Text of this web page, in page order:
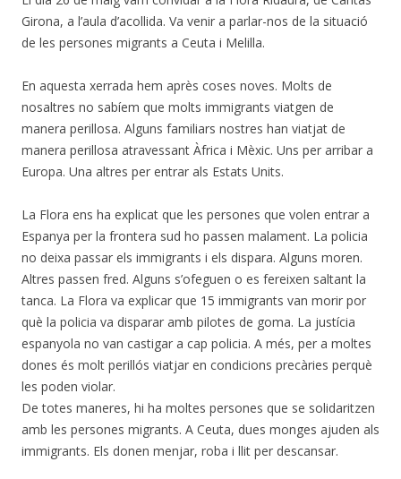
Girona, a l’aula d’acollida. Va venir a parlar-nos de la situació
de les persones migrants a Ceuta i Melilla.
En aquesta xerrada hem après coses noves. Molts de
nosaltres no sabíem que molts immigrants viatgen de
manera perillosa. Alguns familiars nostres han viatjat de
manera perillosa atravessant Àfrica i Mèxic. Uns per arribar a
Europa. Una altres per entrar als Estats Units.
La Flora ens ha explicat que les persones que volen entrar a
Espanya per la frontera sud ho passen malament. La policia
no deixa passar els immigrants i els dispara. Alguns moren.
Altres passen fred. Alguns s’ofeguen o es fereixen saltant la
tanca. La Flora va explicar que 15 immigrants van morir por
què la policia va disparar amb pilotes de goma. La justícia
espanyola no van castigar a cap policia. A més, per a moltes
dones és molt perillós viatjar en condicions precàries perquè
les poden violar.
De totes maneres, hi ha moltes persones que se solidaritzen
amb les persones migrants. A Ceuta, dues monges ajuden als
immigrants. Els donen menjar, roba i llit per descansar.